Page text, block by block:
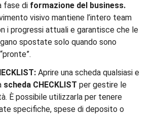
fase di formazione del business.
visivo mantiene l’intero team
i progressi attuali e garantisce che le
spostate solo quando sono
Aprire una scheda qualsiasi e
scheda CHECKLIST per gestire le
È possibile utilizzarla per tenere
specifiche, spese di deposito o